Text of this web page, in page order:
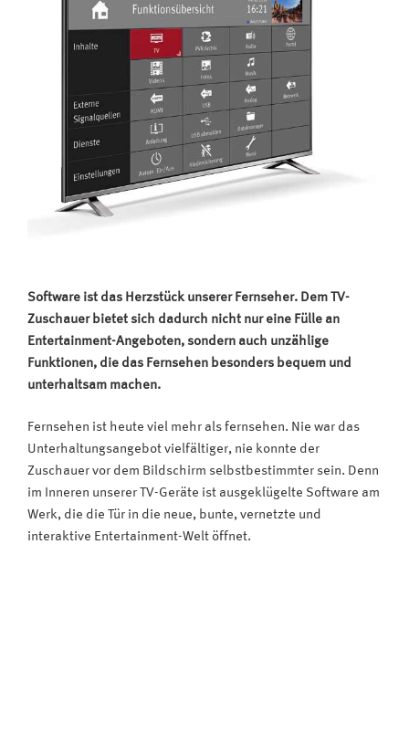
aufnehmen“
Software ist das Herzstück unserer Fernseher. Dem TV-
Zuschauer bietet sich dadurch nicht nur eine Fülle an
Entertainment-Angeboten, sondern auch unzählige
Funktionen, die das Fernsehen besonders bequem und
unterhaltsam machen.
Fernsehen ist heute viel mehr als fernsehen. Nie war das
Unterhaltungsangebot vielfältiger, nie konnte der
Zuschauer vor dem Bildschirm selbstbestimmter sein. Denn
im Inneren unserer TV-Geräte ist ausgeklügelte Software am
Werk, die die Tür in die neue, bunte, vernetzte und
interaktive Entertainment-Welt öffnet.